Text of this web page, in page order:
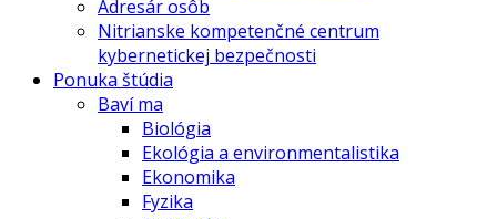
Adresár osôb
Nitrianske kompetenčné centrum
kybernetickej bezpečnosti
Ponuka štúdia
Baví ma
Biológia
Ekológia a environmentalistika
Ekonomika
Fyzika